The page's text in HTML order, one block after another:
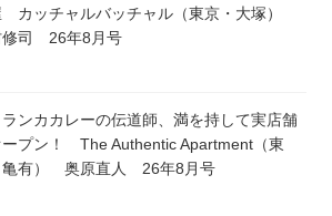
カッチャルバッチャル（東京・大塚）
修司 26年8月号
ランカカレーの伝道師、満を持して実店舗
ープン！ The Authentic Apartment（東
亀有） 奥原直人 26年8月号